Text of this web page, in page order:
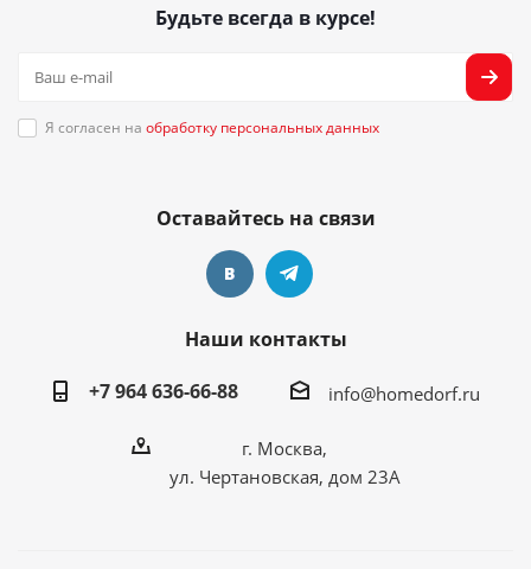
Будьте всегда в курсе!
Я согласен на обработку персональных данных
Оставайтесь на связи
Наши контакты
+7 964 636-66-88
info@homedorf.ru
г. Москва,
ул. Чертановская, дом 23А